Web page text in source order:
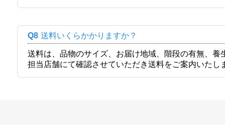
Q8 送料いくらかかりますか？
送料は、品物のサイズ、お届け地域、階段の有無、
担当店舗にて確認させていただき送料をご案内いたし